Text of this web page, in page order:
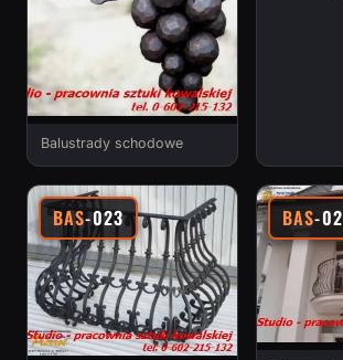
Balustrady schodowe
BAS-023 BAS-